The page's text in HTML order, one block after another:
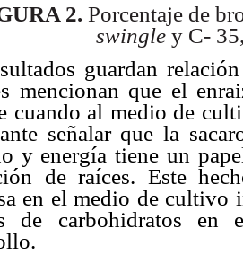
2. Porcentaje de
swingle y C-
guardan
mencionan que el
cuando al medio de
señalar que la
y energía tiene un
de raíces. Este
en el medio de
de carbohidratos en